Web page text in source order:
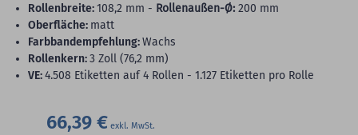
Rollenbreite:108,2 mm - Rollenaußen-Ø: 200 mm
Oberfläche: matt
Farbbandempfehlung:Wachs
Rollenkern:3 Zoll (76,2 mm)
VE:4.508 Etiketten auf 4 Rollen - 1.127 Etiketten pro Rolle
66,39 €